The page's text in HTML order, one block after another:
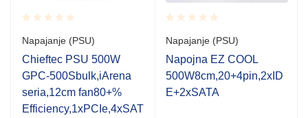
Rated
0.001
out
of
5
Napajanje (PSU)
Chieftec PSU 500W
GPC-500Sbulk,iArena
seria,12cm fan80+%
Efficiency,1xPCIe,4xSAT
Rated
0.001
out
of
5
Napajanje (PSU)
Napojna EZ COOL
500W8cm,20+4pin,2xID
E+2xSATA